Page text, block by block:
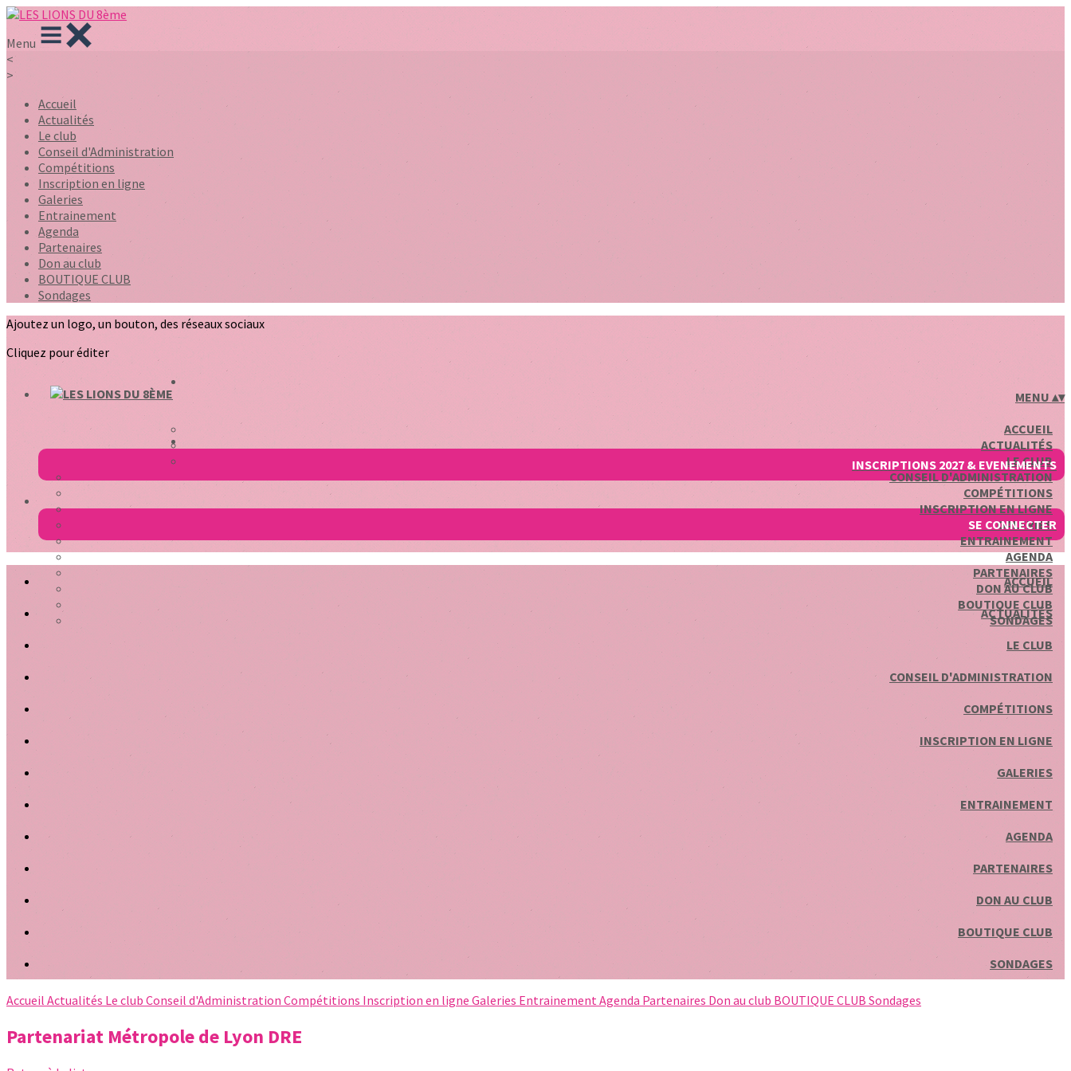
Menu
<
>
Accueil
Actualités
Le club
Conseil d'Administration
Compétitions
Inscription en ligne
Galeries
Entrainement
Agenda
Partenaires
Don au club
BOUTIQUE CLUB
Sondages
Ajoutez un logo, un bouton, des réseaux sociaux
Cliquez pour éditer
MENU ▴▾
ACCUEIL
ACTUALITÉS
LE CLUB
CONSEIL D'ADMINISTRATION
COMPÉTITIONS
INSCRIPTION EN LIGNE
GALERIES
ENTRAINEMENT
AGENDA
PARTENAIRES
DON AU CLUB
BOUTIQUE CLUB
SONDAGES
INSCRIPTIONS 2027 & EVENEMENTS
SE CONNECTER
ACCUEIL
ACTUALITÉS
LE CLUB
CONSEIL D'ADMINISTRATION
COMPÉTITIONS
INSCRIPTION EN LIGNE
GALERIES
ENTRAINEMENT
AGENDA
PARTENAIRES
DON AU CLUB
BOUTIQUE CLUB
SONDAGES
Accueil Actualités Le club Conseil d'Administration Compétitions Inscription en ligne Galeries EntrainementAgenda Partenaires Don au club BOUTIQUE CLUB Sondages
Partenariat Métropole de Lyon DRE